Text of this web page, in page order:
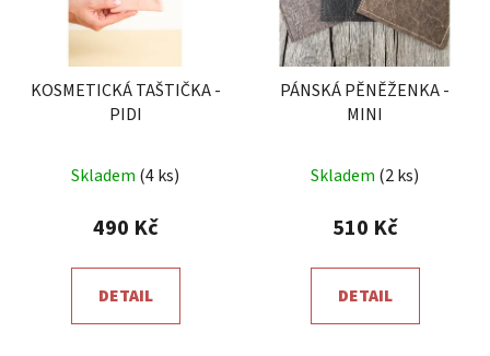
KOSMETICKÁ TAŠTIČKA -
PIDI
hodnocení
produktu
5,0
z
Skladem (4 ks)
490 Kč
DETAIL
PÁNSKÁ PĚNĚŽENKA -
MINI
Skladem (2 ks)
510 Kč
DETAIL